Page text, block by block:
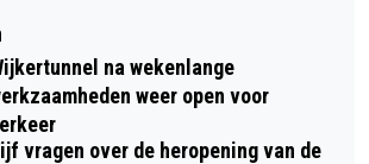
ULRICH
NAAR VOREN ALS
ANTHONY CORREIA
HELPEN BIJ
GERAAKTE AUTO
na wekenlange
weer open voor
vragen over de heropening van de